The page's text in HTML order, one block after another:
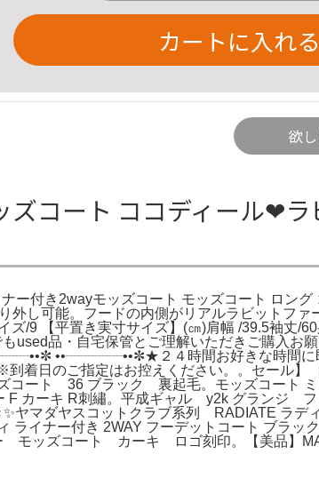
カートに入れる
欲
ズコート ココディール❤︎
付き2wayモッズコート モッズコート ロング
し可能。フードの内側がリアルラビットファ
/9 【平置き実寸サイズ】(㎝)肩幅 /39.5袖丈/
used品・自宅保管とご理解いただきご購入お
••┈┈┈┈••✼★２４時間お好きな時間に
着日のご指定はお控えください。。セール】
ート 36 ブラック 裏起毛。モッズコート ミ
F カーキ R刺繡。平成ギャル y2k グランジ
ヤマダヤスコットクラブ系列 RADIATE ラデ
ライナー付き 2WAY フーデットコート ブラッ
ッズコート カーキ ロゴ刻印。【美品】